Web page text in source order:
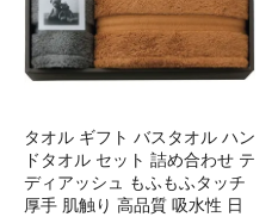
タオル ギフト バスタオル ハン
ドタオル セット 詰め合わせ テ
ディアッシュ もふもふタッチ
厚手 肌触り 高品質 吸水性 日